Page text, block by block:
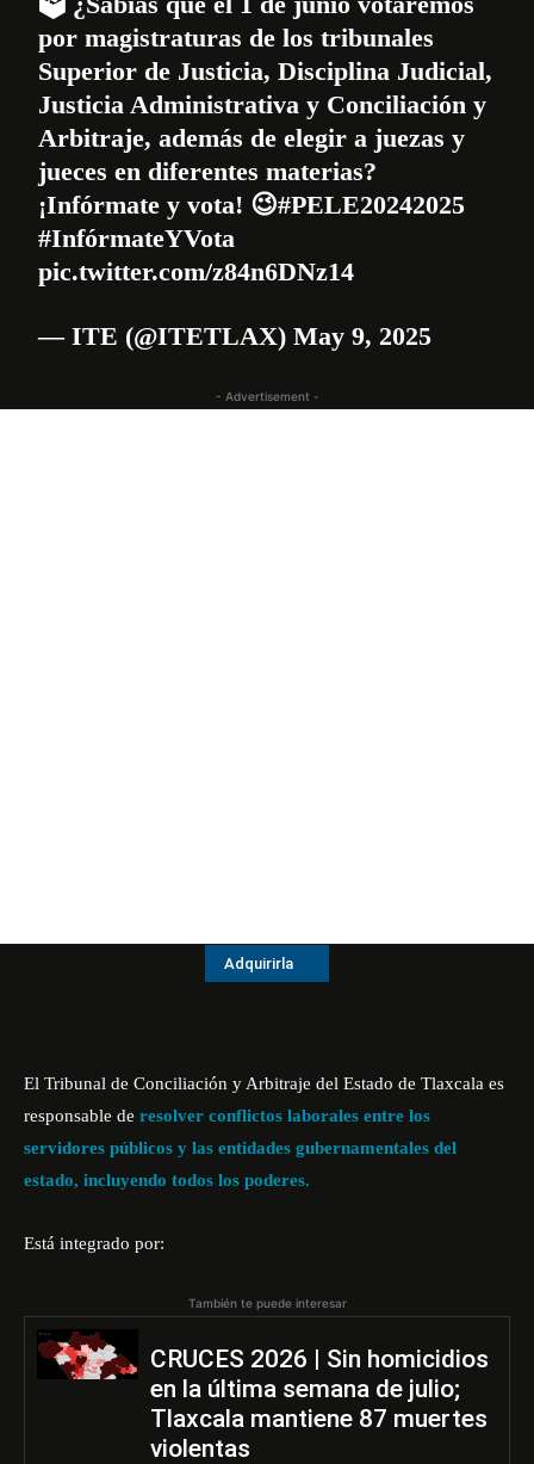
por magistraturas de los tribunales
Superior de Justicia, Disciplina Judicial,
Justicia Administrativa y Conciliación y
Arbitraje, además de elegir a juezas y
jueces en diferentes materias?
¡Infórmate y vota! 😉#PELE20242025
#InfórmateYVota
pic.twitter.com/z84n6DNz14
— ITE (@ITETLAX)May 9, 2025
- Advertisement -
Adquirirla
El Tribunal de Conciliación y Arbitraje del Estado de Tlaxcala es
responsable de resolver conflictos laborales entre los
servidores públicos y las entidades gubernamentales del
estado, incluyendo todos los poderes.
Está integrado por:
También te puede interesar
CRUCES 2026 | Sin homicidios
en la última semana de julio;
Tlaxcala mantiene 87 muertes
violentas